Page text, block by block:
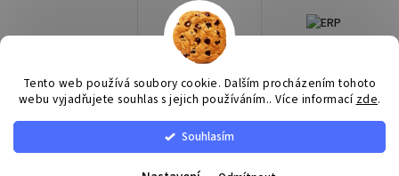
Tento web používá soubory cookie. Dalším procházením tohoto
webu vyjadřujete souhlas s jejich používáním.. Více informací zde.
Souhlasím
Surtep. Všechna práva vyhrazena.